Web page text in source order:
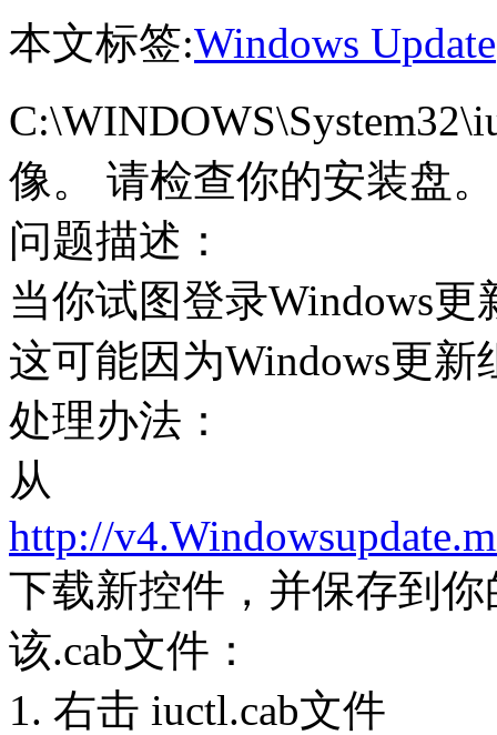
本文标签:Windows Update
像。 请检查你的安装盘。
问题描述：
当你试图登录Windows
这可能因为Windows更
处理办法：
从
http://
下载新控件，并保存到
该.cab文件：
1. 右击 iuctl.cab文件